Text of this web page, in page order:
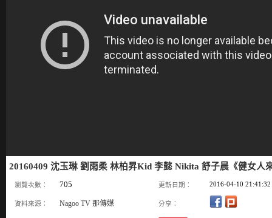
20160409 沈玉琳 劉雨柔 林柏昇Kid 李懿 Nikita 舒子晨《健女人
瀏覽次數： 705 更新日期： 2016-04-10 21:41:32
資料來源： Nagoo TV 那傳媒 分享：